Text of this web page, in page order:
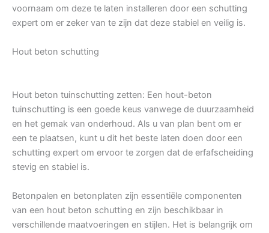
voornaam om deze te laten installeren door een schutting
expert om er zeker van te zijn dat deze stabiel en veilig is.
Hout beton schutting
Hout beton tuinschutting zetten: Een hout-beton
tuinschutting is een goede keus vanwege de duurzaamheid
en het gemak van onderhoud. Als u van plan bent om er
een te plaatsen, kunt u dit het beste laten doen door een
schutting expert om ervoor te zorgen dat de erfafscheiding
stevig en stabiel is.
Betonpalen en betonplaten zijn essentiële componenten
van een hout beton schutting en zijn beschikbaar in
verschillende maatvoeringen en stijlen. Het is belangrijk om